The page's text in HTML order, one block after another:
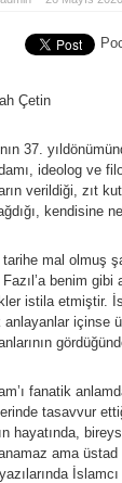
Çetin
37.
ideolog ve
verildiği, zıt
kendisine
tarihe mal olmuş
Fazıl’a benim gibi
istila etmiştir.
anlayanlar içinse
fanatik
tasavvur
hayatında,
ama